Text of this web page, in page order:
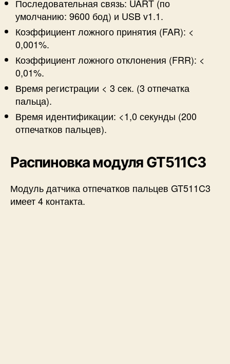
Последовательная связь: UART (по
умолчанию: 9600 бод) и USB v1.1.
Коэффициент ложного принятия (FAR): <
0,001%.
Коэффициент ложного отклонения (FRR): <
0,01%.
Время регистрации < 3 сек. (3 отпечатка
пальца).
Время идентификации: <1,0 секунды (200
отпечатков пальцев).
Распиновка модуля GT511C3
Модуль датчика отпечатков пальцев GT511C3
имеет 4 контакта.